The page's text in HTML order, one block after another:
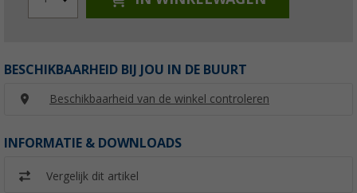
BESCHIKBAARHEID BIJ JOU IN DE BUURT
Beschikbaarheid van de winkel controleren
INFORMATIE & DOWNLOADS
Vergelijk dit artikel